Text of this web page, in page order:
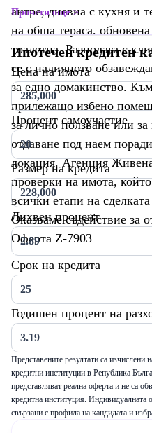
антре, дневна с кухня и
на обща тераса,
тоалетна. Разполага с
се с наличното
за едно домакинство.
прилежащо избено
за лично ползване или
отдаване под наем
локация. Агенция
проверки на имота,
всички етапи на
Оказваме съдействие за
Оферта Z-7903
Прочети още
Ипотечен кредитен
Цена на имота
Процент самоучастие
Размер на кредита
Лихвен процент
Срок на кредита
Годишен процент на
Представените резултати са изчислени
кредитни институции в Република
представляват реална оферта и не са
кредитна институция.
свързани с профила на кандидата и